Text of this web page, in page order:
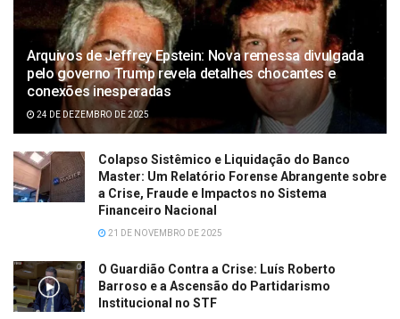
Arquivos de Jeffrey Epstein: Nova remessa divulgada
pelo governo Trump revela detalhes chocantes e
conexões inesperadas
24 DE DEZEMBRO DE 2025
Colapso Sistêmico e Liquidação do Banco
Master: Um Relatório Forense Abrangente sobre
a Crise, Fraude e Impactos no Sistema
Financeiro Nacional
21 DE NOVEMBRO DE 2025
O Guardião Contra a Crise: Luís Roberto
Barroso e a Ascensão do Partidarismo
Institucional no STF